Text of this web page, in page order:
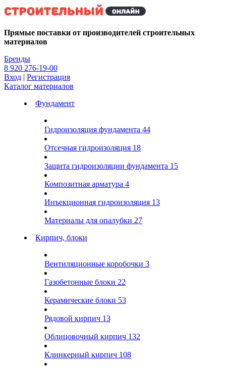
Kg
Прямые поставки от производителей строительных
материалов
Бренды
8 920 276-19-00
Вход | Регистрация
Каталог материалов
Фундамент
Гидроизоляция фундамента 44
Отсечная гидроизоляция 18
Защита гидроизоляции фундамента 15
Композитная арматура 4
Инъекционная гидроизоляция 13
Материалы для опалубки 27
Кирпич, блоки
Вентиляционные коробочки 3
Газобетонные блоки 22
Керамические блоки 53
Рядовой кирпич 13
Облицовочный кирпич 132
Клинкерный кирпич 108